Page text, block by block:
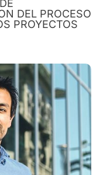
DEL PROCESO
PROYECTOS